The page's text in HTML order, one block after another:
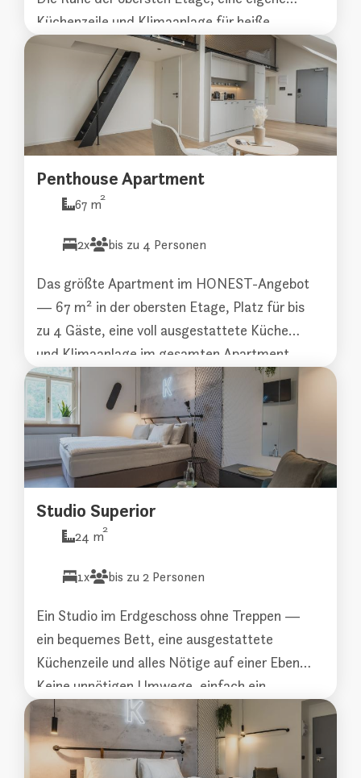
Küchenzeile und Klimaanlage für heiße
Sommertage schaffen eine Atmosphäre, die
Sie woanders nicht finden.
Penthouse Apartment
67 m2
2x bis zu 4 Personen
Das größte Apartment im HONEST-Angebot
— 67 m² in der obersten Etage, Platz für bis
zu 4 Gäste, eine voll ausgestattete Küche
und Klimaanlage im gesamten Apartment.
Das Beste, was HONEST zu bieten hat.
Studio Superior
24 m2
1x bis zu 2 Personen
Ein Studio im Erdgeschoss ohne Treppen —
ein bequemes Bett, eine ausgestattete
Küchenzeile und alles Nötige auf einer Ebene.
Keine unnötigen Umwege, einfach ein
entspannter Aufenthalt vom ersten
Moment an.